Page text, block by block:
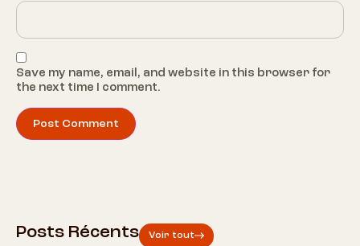
Save my name, email, and website in this browser for
the next time I comment.
Posts Récents Voir tout